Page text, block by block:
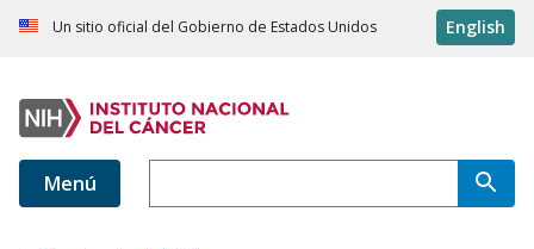
Un sitio oficial del Gobierno de Estados Unidos English
Menú